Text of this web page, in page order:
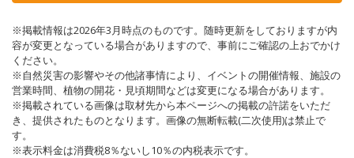
※掲載情報は2026年3月時点のものです。随時更新をしておりますが内
容が変更となっている場合がありますので、事前にご確認の上おでかけ
ください。
※自然災害の影響やその他諸事情により、イベントの開催情報、施設の
営業時間、植物の開花・見頃期間などは変更になる場合があります。
※掲載されている画像は取材先から本ページへの掲載の許諾をいただ
き、提供されたものとなります。画像の無断転載(二次使用)は禁止で
す。
※表示料金は消費税8％ないし10％の内税表示です。